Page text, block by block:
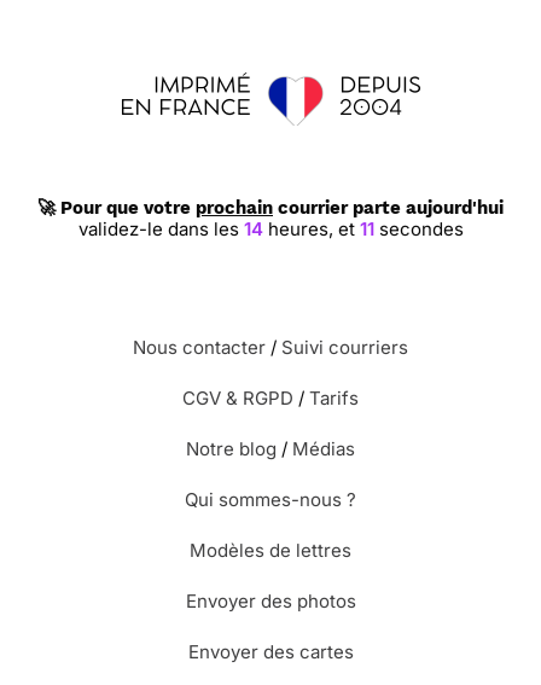
🚀 Pour que votre prochain courrier parte aujourd'hui
validez-le dans les 14heures, et 11secondes
Nous contacter / Suivi courriers
CGV & RGPD / Tarifs
Notre blog / Médias
Qui sommes-nous ?
Modèles de lettres
Envoyer des photos
Envoyer des cartes